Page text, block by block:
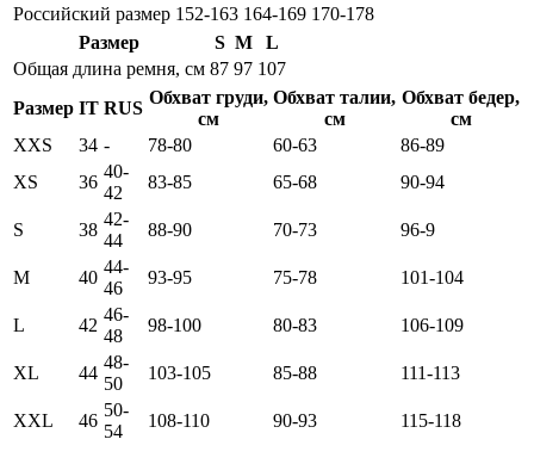
Российский размер 152-163 164-169 170-178
Размер
S M
L
Общая длина ремня, см 87 97 107
Размер IT RUS
Обхват груди,
см
Обхват талии,
см
Обхват бедер,
см
XXS
34 - 78-80 60-63
86-89
XS
36
40-
42
83-85 65-68 90-94
S 38
42-
44
88-90 70-73 96-9
M 40
44-
46
93-95 75-78 101-104
L 42
46-
48
98-100 80-83 106-109
XL 44
48-
50
103-105 85-88 111-113
XXL 46
50-
54
108-110 90-93 115-118